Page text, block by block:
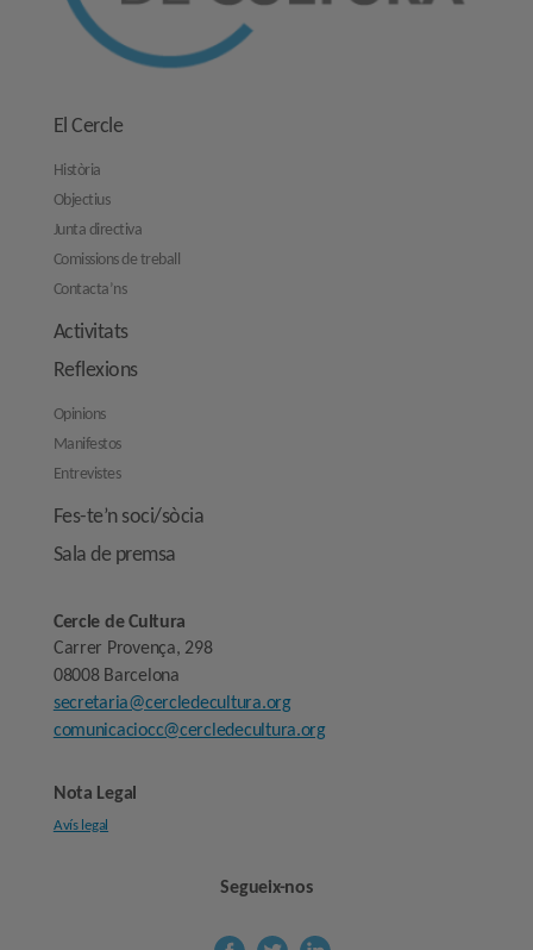
El Cercle
Història
Objectius
Junta directiva
Comissions de treball
Contacta’ns
Activitats
Reflexions
Opinions
Manifestos
Entrevistes
Fes-te’n soci/sòcia
Sala de premsa
Cercle de Cultura
Carrer Provença, 298
08008 Barcelona
secretaria@cercledecultura.org
comunicaciocc@cercledecultura.org
Nota Legal
Avís legal
Segueix-nos